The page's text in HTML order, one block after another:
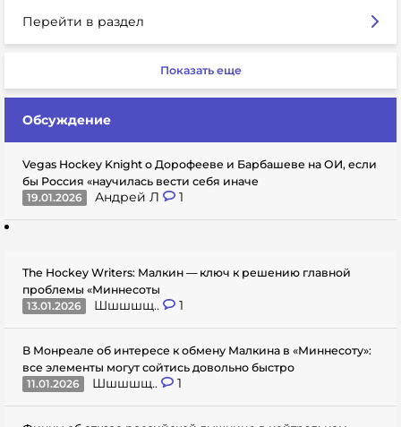
Перейти в раздел
Показать еще
Обсуждение
Vegas Hockey Knight о Дорофееве и Барбашеве на ОИ, если
бы Россия «научилась вести себя иначе
19.01.2026
Андрей Л 1
The Hockey Writers: Малкин — ключ к решению главной
проблемы «Миннесоты
13.01.2026
Шшшшщ.. 1
В Монреале об интересе к обмену Малкина в «Миннесоту»:
все элементы могут сойтись довольно быстро
11.01.2026
Шшшшщ.. 1